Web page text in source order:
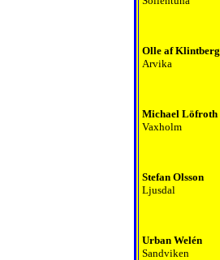
Olle af Klintberg
Arvika
Michael Löfroth
Vaxholm
Stefan Olsson
Ljusdal
Urban Welén
Sandviken